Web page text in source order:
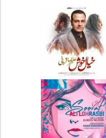
دانلود آهنگ جدید علیرضا
قربانی بنام خیال خوش